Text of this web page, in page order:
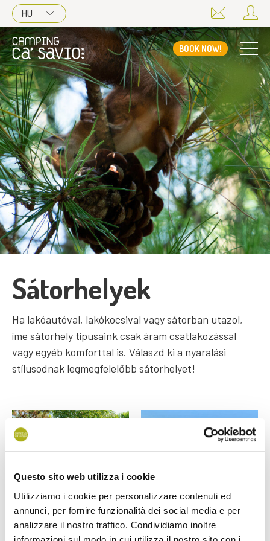
Questo sito web utilizza i cookie
Utilizziamo i cookie per personalizzare contenuti ed
annunci, per fornire funzionalità dei social media e per
analizzare il nostro traffico. Condividiamo inoltre
HU
BOOK NOW!
Sátorhelyek
Ha lakóautóval, lakókocsival vagy sátorban utazol,
íme sátorhely típusaink csak áram csatlakozással
vagy egyéb komforttal is. Válaszd ki a nyaralási
stílusodnak legmegfelelőbb sátorhelyet!